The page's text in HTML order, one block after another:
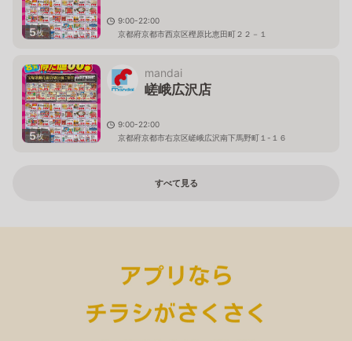
5枚
9:00-22:00
京都府京都市西京区樫原比恵田町２２－１
5枚
mandai
嵯峨広沢店
9:00-22:00
京都府京都市右京区嵯峨広沢南下馬野町１-１６
すべて見る